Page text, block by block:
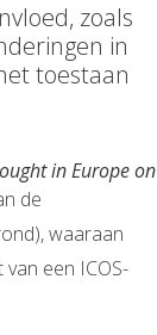
zoals
in
toestaan
in Europe on
de
waaraan
een ICOS-